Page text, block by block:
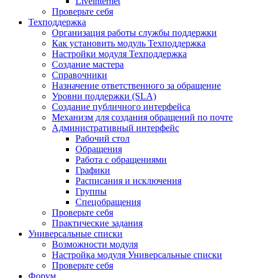
Проверьте себя
Техподдержка
Организация работы службы поддержки
Как установить модуль Техподдержка
Настройки модуля Техподдержка
Создание мастера
Справочники
Назначение ответственного за обращение
Уровни поддержки (SLA)
Создание публичного интерфейса
Механизм для создания обращений по почте
Административный интерфейс
Рабочий стол
Обращения
Работа с обращениями
Графики
Расписания и исключения
Группы
Спецобращения
Проверьте себя
Практические задания
Универсальные списки
Возможности модуля
Настройка модуля Универсальные списки
Проверьте себя
Форум